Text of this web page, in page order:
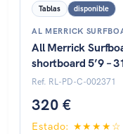
Tablas disponible
AL MERRICK
All Merrick
shortboard 5’9 –
Ref. RL-PD-C-002371
320 €
Estado: ★★★★☆